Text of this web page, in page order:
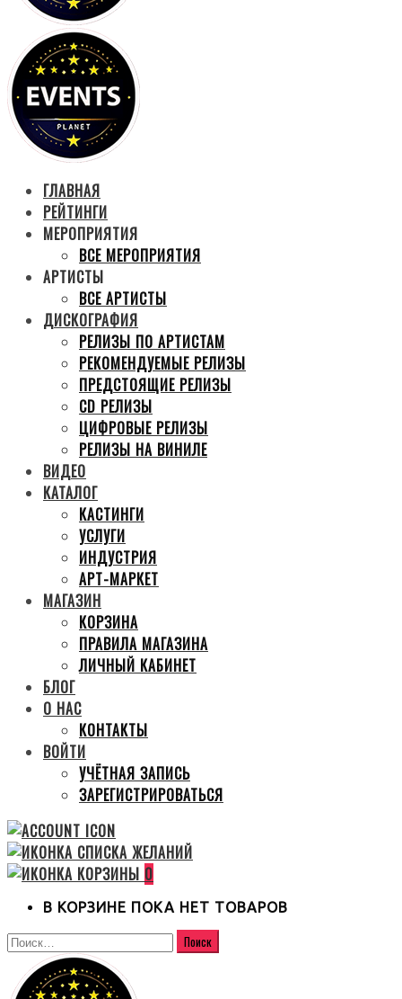
ГЛАВНАЯ
РЕЙТИНГИ
МЕРОПРИЯТИЯ
ВСЕ МЕРОПРИЯТИЯ
АРТИСТЫ
ВСЕ АРТИСТЫ
ДИСКОГРАФИЯ
РЕЛИЗЫ ПО АРТИСТАМ
РЕКОМЕНДУЕМЫЕ РЕЛИЗЫ
ПРЕДСТОЯЩИЕ РЕЛИЗЫ
CD РЕЛИЗЫ
ЦИФРОВЫЕ РЕЛИЗЫ
РЕЛИЗЫ НА ВИНИЛЕ
ВИДЕО
КАТАЛОГ
КАСТИНГИ
УСЛУГИ
ИНДУСТРИЯ
АРТ-МАРКЕТ
МАГАЗИН
КОРЗИНА
ПРАВИЛА МАГАЗИНА
ЛИЧНЫЙ КАБИНЕТ
БЛОГ
О НАС
КОНТАКТЫ
ВОЙТИ
УЧЁТНАЯ ЗАПИСЬ
ЗАРЕГИСТРИРОВАТЬСЯ
0
В КОРЗИНЕ ПОКА НЕТ ТОВАРОВ